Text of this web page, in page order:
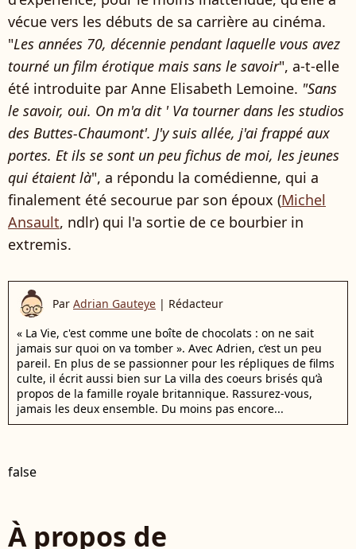
vécue vers les débuts de sa carrière au cinéma.
"Les années 70, décennie pendant laquelle vous avez
tourné un film érotique mais sans le savoir", a-t-elle
été introduite par Anne Elisabeth Lemoine. "Sans
le savoir, oui. On m'a dit ' Va tourner dans les studios
des Buttes-Chaumont'. J'y suis allée, j'ai frappé aux
portes. Et ils se sont un peu fichus de moi, les jeunes
qui étaient là", a répondu la comédienne, qui a
finalement été secourue par son époux (Michel
Ansault, ndlr) qui l'a sortie de ce bourbier in
extremis.
Par Adrian Gauteye | Rédacteur
« La Vie, c'est comme une boîte de chocolats : on ne sait
jamais sur quoi on va tomber ». Avec Adrien, c’est un peu
pareil. En plus de se passionner pour les répliques de films
culte, il écrit aussi bien sur La villa des coeurs brisés qu’à
propos de la famille royale britannique. Rassurez-vous,
jamais les deux ensemble. Du moins pas encore...
false
À propos de